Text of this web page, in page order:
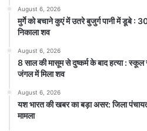
August 6, 2026
मुर्गे को बचाने कुएं में उतरे बुजुर्ग पानी में डूबे :
निकाला शव
August 6, 2026
8 साल की मासूम से दुष्कर्म के बाद हत्या : स्कूल
जंगल में मिला शव
August 6, 2026
यश भारत की खबर का बड़ा असर: जिला
मामला